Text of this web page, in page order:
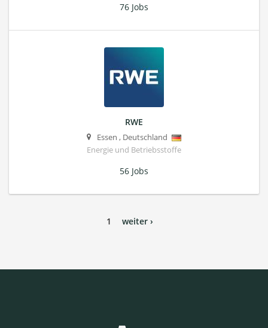
76 Jobs
RWE
Essen , Deutschland
Energie und Betriebsstoffe
56 Jobs
1 weiter ›